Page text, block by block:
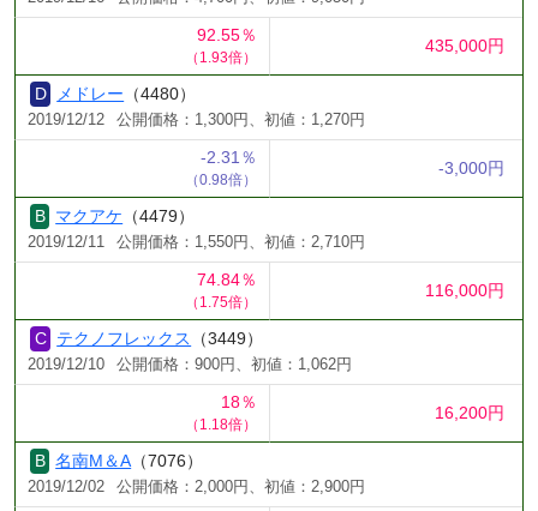
92.55％
（1.93倍）
435,000円
メドレー （4480）
2019/12/12 公開価格：1,300円、初値：1,270円
-2.31％
（0.98倍）
-3,000円
マクアケ （4479）
2019/12/11 公開価格：1,550円、初値：2,710円
74.84％
（1.75倍）
116,000円
テクノフレックス （3449）
2019/12/10 公開価格：900円、初値：1,062円
18％
（1.18倍）
16,200円
名南M＆A （7076）
2019/12/02 公開価格：2,000円、初値：2,900円